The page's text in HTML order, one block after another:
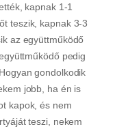
kapnak 1-1
teszik, kapnak 3-3
az együttműködő
pedig
gondolkodik
jobb, ha én is
kapok, és nem
teszi, nekem